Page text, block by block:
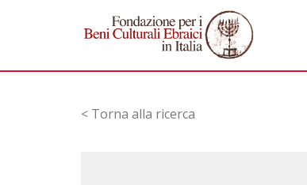
< Torna alla ricerca